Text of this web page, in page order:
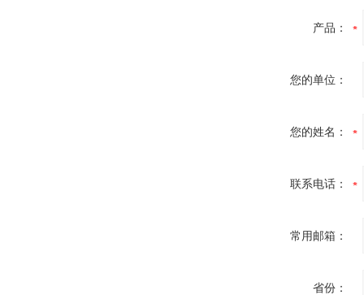
产品：
您的单位：
您的姓名：
联系电话：
常用邮箱：
省份：